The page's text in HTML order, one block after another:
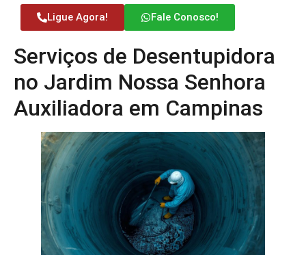
Ligue Agora! Fale Conosco!
Serviços de Desentupidora
no Jardim Nossa Senhora
Auxiliadora em Campinas